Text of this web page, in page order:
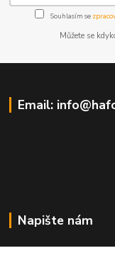
Souhlasím se
Můžete se
Email:
Napište nám